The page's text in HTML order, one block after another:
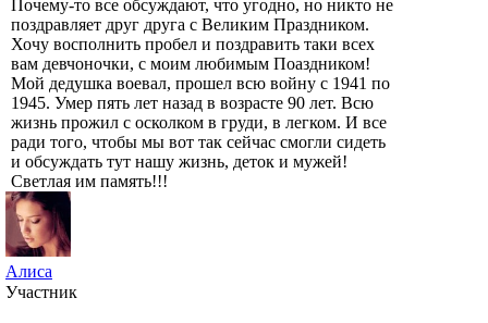
Почему-то все обсуждают, что угодно, но никто не
поздравляет друг друга с Великим Праздником.
Хочу восполнить пробел и поздравить таки всех
вам девчоночки, с моим любимым Поаздником!
Мой дедушка воевал, прошел всю войну с 1941 по
1945. Умер пять лет назад в возрасте 90 лет. Всю
жизнь прожил с осколком в груди, в легком. И все
ради того, чтобы мы вот так сейчас смогли сидеть
и обсуждать тут нашу жизнь, деток и мужей!
Светлая им память!!!
Алиса
Участник